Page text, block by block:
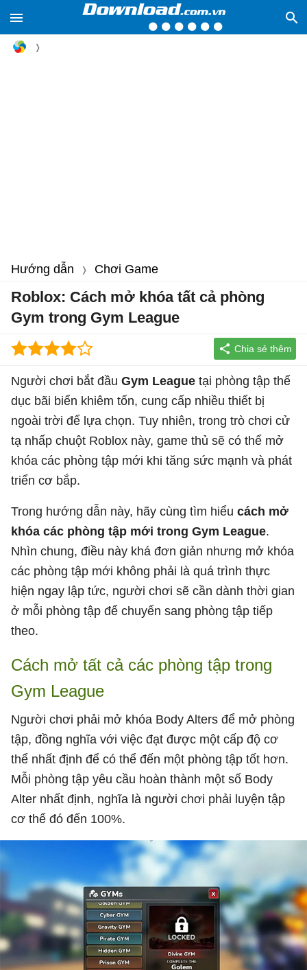
Hướng dẫn Chơi Game
Roblox: Cách mở khóa tất cả phòng
Gym trong Gym League
Người chơi bắt đầu Gym League tại phòng tập thể
dục bãi biển khiêm tốn, cung cấp nhiều thiết bị
ngoài trời để lựa chọn. Tuy nhiên, trong trò chơi cử
tạ nhấp chuột Roblox này, game thủ sẽ có thể mở
khóa các phòng tập mới khi tăng sức mạnh và phát
triển cơ bắp.
Trong hướng dẫn này, hãy cùng tìm hiểu cách mở
khóa các phòng tập mới trong Gym League.
Nhìn chung, điều này khá đơn giản nhưng mở khóa
các phòng tập mới không phải là quá trình thực
hiện ngay lập tức, người chơi sẽ cần dành thời gian
ở mỗi phòng tập để chuyển sang phòng tập tiếp
theo.
Cách mở tất cả các phòng tập trong
Gym League
Người chơi phải mở khóa Body Alters để mở phòng
tập, đồng nghĩa với việc đạt được một cấp độ cơ
thể nhất định để có thể đến một phòng tập tốt hơn.
Mỗi phòng tập yêu cầu hoàn thành một số Body
Alter nhất định, nghĩa là người chơi phải luyện tập
cơ thể đó đến 100%.